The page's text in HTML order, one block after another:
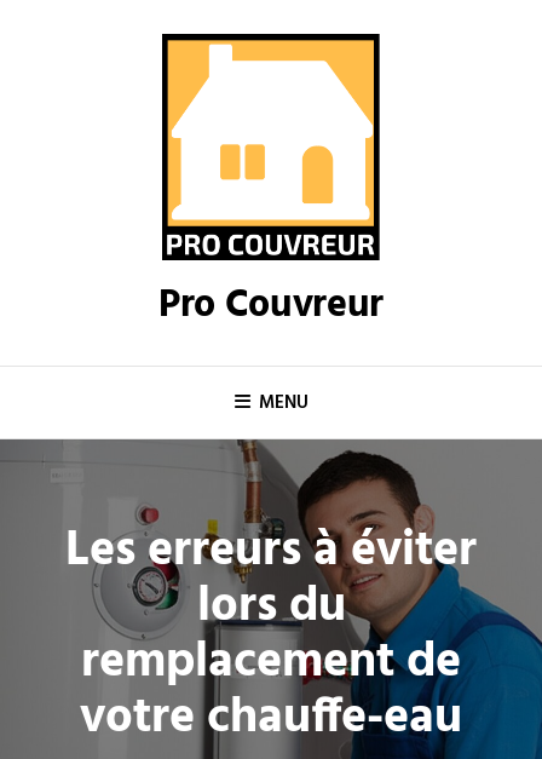
Pro Couvreur
MENU
Les erreurs à éviter
lors du
remplacement de
votre chauffe-eau